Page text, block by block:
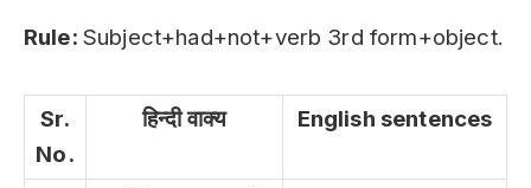
Rule: Subject+had+not+verb 3rd form+object.
Sr.
No.
हिन्दी वाक्य English sentences